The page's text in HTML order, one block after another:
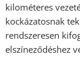
kilométeres
kockázatosnak
rendszeresen
elszíneződéshez